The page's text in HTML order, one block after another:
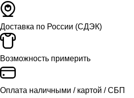
Доставка по России (СДЭК)
Возможность примерить
Оплата наличными / картой / СБП